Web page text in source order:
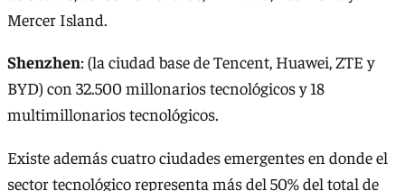
Mercer Island.
Shenzhen: (la ciudad base de Tencent, Huawei, ZTE y
BYD) con 32.500 millonarios tecnológicos y 18
multimillonarios tecnológicos.
Existe además cuatro ciudades emergentes en donde el
sector tecnológico representa más del 50% del total de